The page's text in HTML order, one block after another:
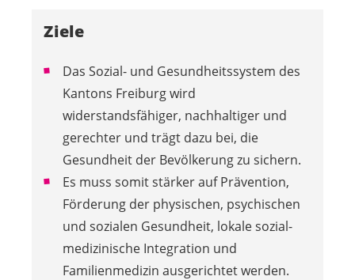
Ziele
Das Sozial- und Gesundheitssystem des
Kantons Freiburg wird
widerstandsfähiger, nachhaltiger und
gerechter und trägt dazu bei, die
Gesundheit der Bevölkerung zu sichern.
Es muss somit stärker auf Prävention,
Förderung der physischen, psychischen
und sozialen Gesundheit, lokale sozial-
medizinische Integration und
Familienmedizin ausgerichtet werden.